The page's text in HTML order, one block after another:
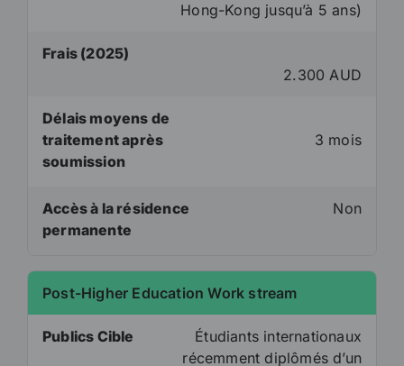
Hong-Kong jusqu’à 5 ans)
Frais (2025)
2.300 AUD
Délais moyens de
traitement après
soumission
3 mois
Accès à la résidence
permanente
Non
Post-Higher Education Work stream
Publics Cible
Étudiants internationaux
récemment diplômés d’un